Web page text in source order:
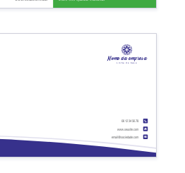
email@sociedade.com
06 12 34 56 78
www.seusite.com
Nome da empresa
Linha de base